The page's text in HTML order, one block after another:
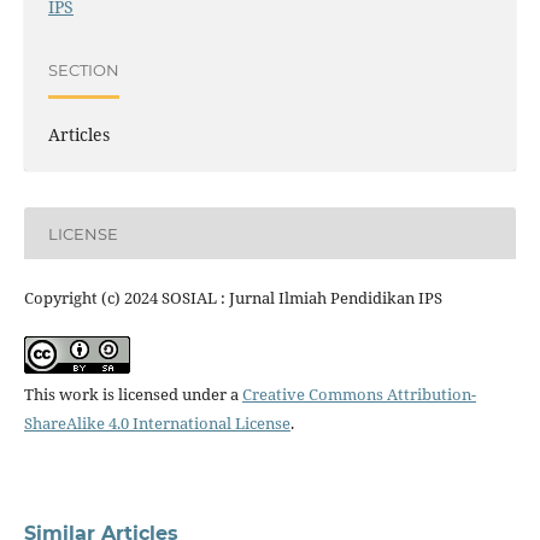
IPS
SECTION
Articles
LICENSE
Copyright (c) 2024 SOSIAL : Jurnal Ilmiah Pendidikan IPS
This work is licensed under aCreative Commons Attribution-
ShareAlike 4.0 International License.
Similar Articles